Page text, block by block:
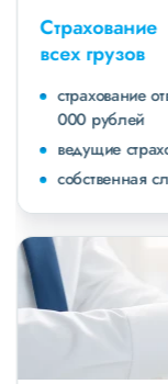
Страхование
всех грузов
страхование
000 рублей
ведущие
собственная